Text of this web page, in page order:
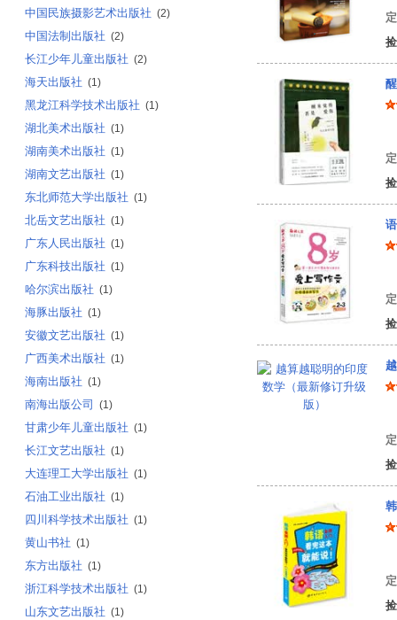
中国民族摄影艺术出版社 (2)
中国法制出版社 (2)
长江少年儿童出版社 (2)
海天出版社 (1)
黑龙江科学技术出版社 (1)
湖北美术出版社 (1)
湖南美术出版社 (1)
湖南文艺出版社 (1)
东北师范大学出版社 (1)
北岳文艺出版社 (1)
广东人民出版社 (1)
广东科技出版社 (1)
哈尔滨出版社 (1)
海豚出版社 (1)
安徽文艺出版社 (1)
广西美术出版社 (1)
海南出版社 (1)
南海出版公司 (1)
甘肃少年儿童出版社 (1)
长江文艺出版社 (1)
大连理工大学出版社 (1)
石油工业出版社 (1)
四川科学技术出版社 (1)
黄山书社 (1)
东方出版社 (1)
浙江科学技术出版社 (1)
山东文艺出版社 (1)